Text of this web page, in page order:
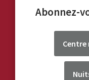
Abonnez-